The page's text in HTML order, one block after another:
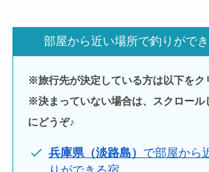
部屋から近い場所で釣りがで
※旅行先が決定している方は以下をク
※決まっていない場合は、スクロール
にどうぞ♪
兵庫県（淡路島） で部屋から